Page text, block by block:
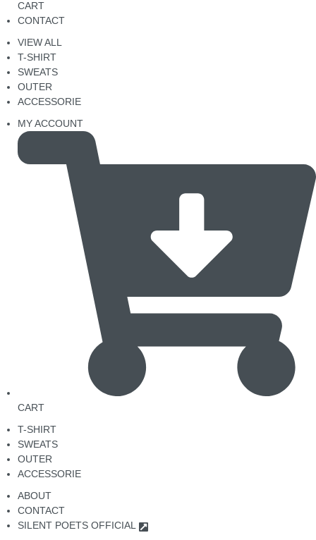
CART
CONTACT
VIEW ALL
T-SHIRT
SWEATS
OUTER
ACCESSORIE
MY ACCOUNT
CART
T-SHIRT
SWEATS
OUTER
ACCESSORIE
ABOUT
CONTACT
SILENT POETS OFFICIAL